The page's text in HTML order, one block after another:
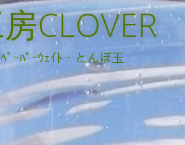
CLOVER
ﾟｰﾊﾟｰｳｪｲﾄ・とんぼ玉